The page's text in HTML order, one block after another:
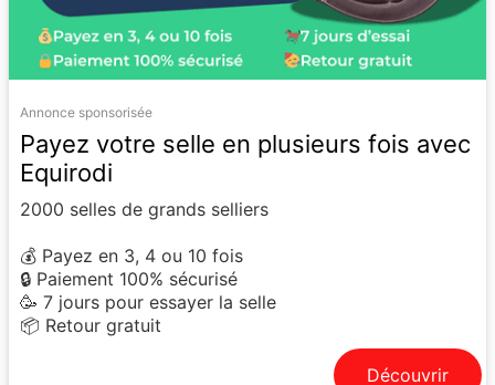
Annonce sponsorisée
Payez votre selle en plusieurs fois avec
Equirodi
2000 selles de grands selliers
💰 Payez en 3, 4 ou 10 fois
🔒 Paiement 100% sécurisé
🥳 7 jours pour essayer la selle
📦 Retour gratuit
Découvrir